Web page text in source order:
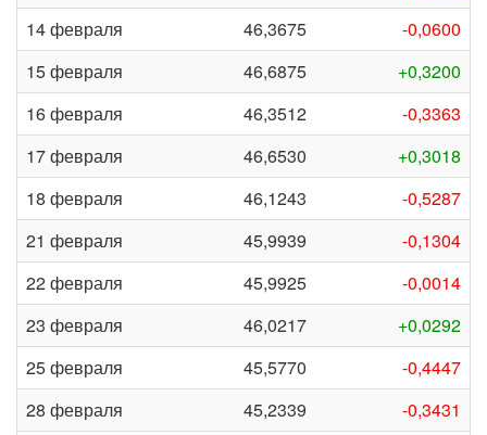
14 февраля
46,3675
-0,0600
15 февраля
46,6875
+0,3200
16 февраля
46,3512
-0,3363
17 февраля
46,6530
+0,3018
18 февраля
46,1243
-0,5287
21 февраля
45,9939
-0,1304
22 февраля
45,9925
-0,0014
23 февраля
46,0217
+0,0292
25 февраля
45,5770
-0,4447
28 февраля
45,2339
-0,3431